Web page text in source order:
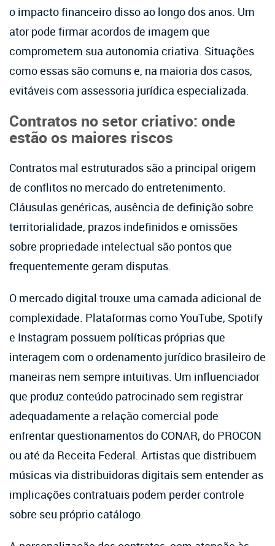
o impacto financeiro disso ao longo dos anos. Um
ator pode firmar acordos de imagem que
comprometem sua autonomia criativa. Situações
como essas são comuns e, na maioria dos casos,
evitáveis com assessoria jurídica especializada.
Contratos no setor criativo: onde
estão os maiores riscos
Contratos mal estruturados são a principal origem
de conflitos no mercado do entretenimento.
Cláusulas genéricas, ausência de definição sobre
territorialidade, prazos indefinidos e omissões
sobre propriedade intelectual são pontos que
frequentemente geram disputas.
O mercado digital trouxe uma camada adicional de
complexidade. Plataformas como YouTube, Spotify
e Instagram possuem políticas próprias que
interagem com o ordenamento jurídico brasileiro de
maneiras nem sempre intuitivas. Um influenciador
que produz conteúdo patrocinado sem registrar
adequadamente a relação comercial pode
enfrentar questionamentos do CONAR, do PROCON
ou até da Receita Federal. Artistas que distribuem
músicas via distribuidoras digitais sem entender as
implicações contratuais podem perder controle
sobre seu próprio catálogo.